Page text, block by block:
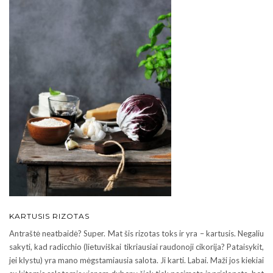
KARTUSIS RIZOTAS
Antraštė neatbaidė? Super. Mat šis rizotas toks ir yra – kartusis. Negaliu
sakyti, kad radicchio (lietuviškai tikriausiai raudonoji cikorija? Pataisykit,
jei klystu) yra mano mėgstamiausia salota. Ji karti. Labai. Maži jos kiekiai